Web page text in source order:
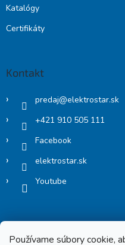
Používame súbory cookie,
Katalógy
Certifikáty
Kontakt
predaj@elektrostar.sk
+421 910 505 111
Facebook
elektrostar.sk
Youtube